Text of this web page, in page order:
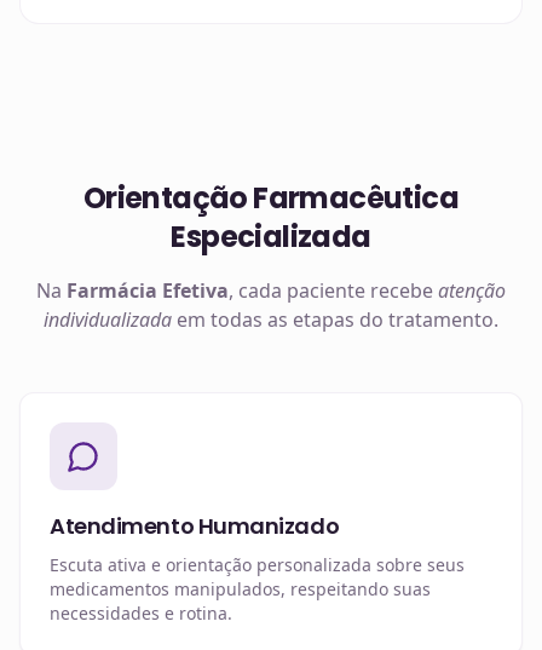
Orientação Farmacêutica
Especializada
Na Farmácia Efetiva, cada paciente recebeatenção
individualizada em todas as etapas do tratamento.
Atendimento Humanizado
Escuta ativa e orientação personalizada sobre seus
medicamentos manipulados, respeitando suas
necessidades e rotina.